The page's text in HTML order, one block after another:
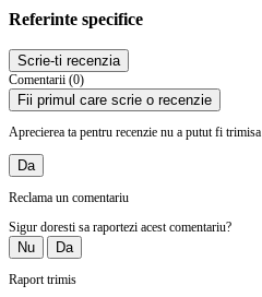
Referinte specifice
Scrie-ti recenzia
Comentarii (0)
Fii primul care scrie o recenzie
Aprecierea ta pentru recenzie nu a putut fi trimisa
Da
Reclama un comentariu
Sigur doresti sa raportezi acest comentariu?
Nu Da
Raport trimis